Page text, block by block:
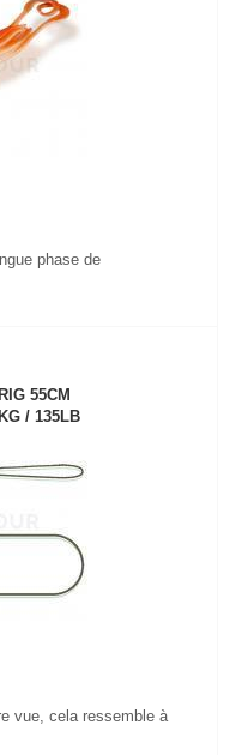
phase de
55CM
/ 135LB
vue, cela ressemble à